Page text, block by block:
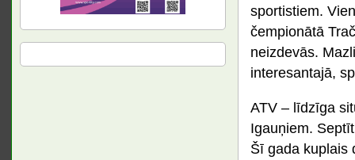
sportistiem.
čempionātā
neizdevās.
interesantajā,
ATV – līdzīga
Igauņiem.
Šī gada kuplais